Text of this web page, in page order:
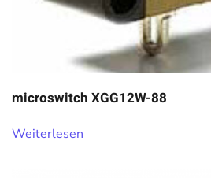
microswitch XGG12W-88
Weiterlesen